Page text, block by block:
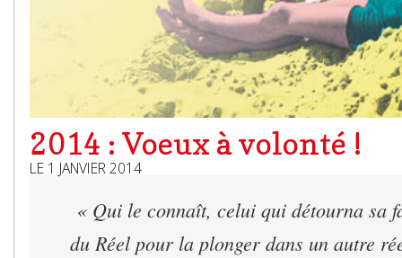
2014 : Voeux à volonté !
LE 1 JANVIER 2014
« Qui le connaît, celui qui détourna sa
du Réel pour la plonger dans un autre